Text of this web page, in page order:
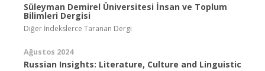
Süleyman Demirel Üniversitesi İnsan ve Toplum
Bilimleri Dergisi
Diğer İndekslerce Taranan Dergi
Ağustos 2024
Russian Insights: Literature, Culture and Linguistic